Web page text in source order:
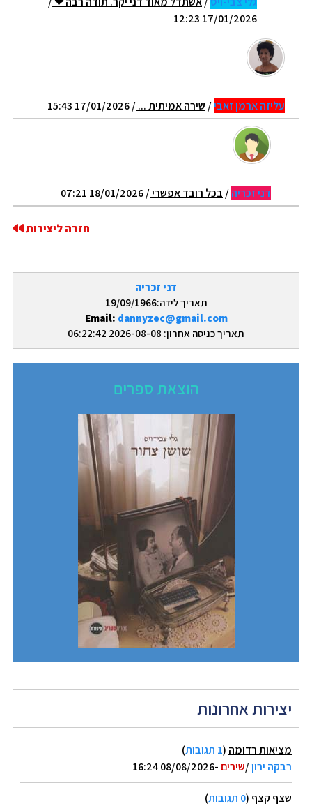
דני זכריה
תאריך לידה:19/09/1966
Email: dannyzec@gmail.com
תאריך כניסה אחרון: 2026-08-08 06:22:42
הוצאת ספרים
יצירות אחרונות
מציאות רדומה (1 תגובות
)
רבקה ירון/שירים -08/08/2026 16:24
שצף קצף (0 תגובות
)
17/01/2026 12:23
עליזה ארמן זאבי/ שירה אמיתית .../ 17/01/2026 15:43
דני זכריה/ בכל רובד אפשרי/ 18/01/2026 07:21
חזרה ליצירות